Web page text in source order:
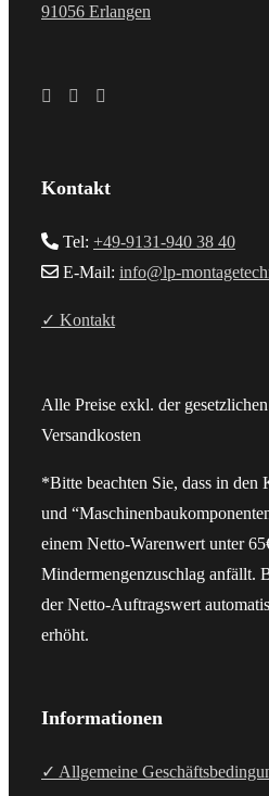
91056 Erlangen
Kontakt
Tel: +49-9131-940 38 40
E-Mail: info@lp-
✓ Kontakt
Alle Preise exkl. der
Versandkosten
*Bitte beachten Sie, dass in
und
einem Netto-Warenwert unter
Mindermengenzuschlag anfällt.
der Netto-Auftragswert
erhöht.
Informationen
✓ Allgemeine